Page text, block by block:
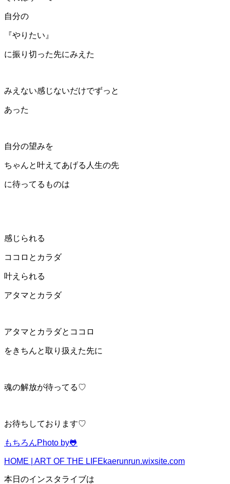
自分の
『やりたい』
に振り切った先にみえた
みえない感じないだけでずっと
あった
自分の望みを
ちゃんと叶えてあげる人生の先
に待ってるものは
感じられる
ココロとカラダ
叶えられる
アタマとカラダ
アタマとカラダとココロ
をきちんと取り扱えた先に
魂の解放が待ってる♡
お待ちしております♡
もちろんPhoto by🐸
HOME | ART OF THE LIFEkaerunrun.wixsite.com
本日のインスタライブは